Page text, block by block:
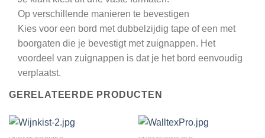
Op verschillende manieren te bevestigen
Kies voor een bord met dubbelzijdig tape of een met
boorgaten die je bevestigt met zuignappen. Het
voordeel van zuignappen is dat je het bord eenvoudig
verplaatst.
GERELATEERDE PRODUCTEN